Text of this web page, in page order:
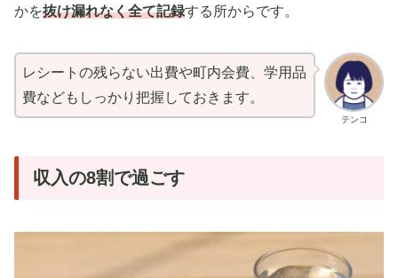
かを抜け漏れなく全て記録する所からです。
テンコ
レシートの残らない出費や町内会費、学用品
費などもしっかり把握しておきます。
収入の8割で過ごす